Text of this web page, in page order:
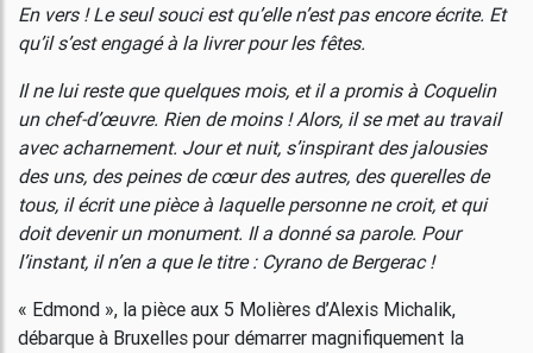
En vers ! Le seul souci est qu’elle n’est pas encore écrite. Et
qu’il s’est engagé à la livrer pour les fêtes.
Il ne lui reste que quelques mois, et il a promis à Coquelin
un chef-d’œuvre. Rien de moins ! Alors, il se met au travail
avec acharnement. Jour et nuit, s’inspirant des jalousies
des uns, des peines de cœur des autres, des querelles de
tous, il écrit une pièce à laquelle personne ne croit, et qui
doit devenir un monument. Il a donné sa parole. Pour
l’instant, il n’en a que le titre : Cyrano de Bergerac !
« Edmond », la pièce aux 5 Molières d’Alexis Michalik,
débarque à Bruxelles pour démarrer magnifiquement la